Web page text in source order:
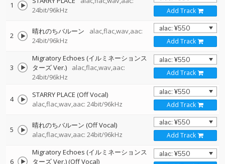
1
24bit/96kHz
Add Track
2 晴れのちバルーン
alac,flac,wav,aac:
24bit/96kHz
Add Track
3
Migratory Echoes (イルミネーションス
ターズ Ver.)
alac,flac,wav,aac:
24bit/96kHz
Add Track
4
STARRY PLACE (Off Vocal)
alac,flac,wav,aac: 24bit/96kHz
Add Track
5
晴れのちバルーン (Off Vocal)
alac,flac,wav,aac: 24bit/96kHz
Add Track
6
Migratory Echoes (イルミネーションス
ターズ Ver.) (Off Vocal)